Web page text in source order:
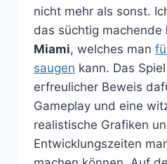
nicht mehr als sonst.
das süchtig machende
Miami, welches man
saugen kann. Das
erfreulicher Beweis
Gameplay und eine
realistische Grafiken
Entwicklungszeiten